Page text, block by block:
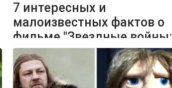
7 интересных и
малоизвестных фактов о
фильме "Звездные войны:
Эпизод 2 - Атака